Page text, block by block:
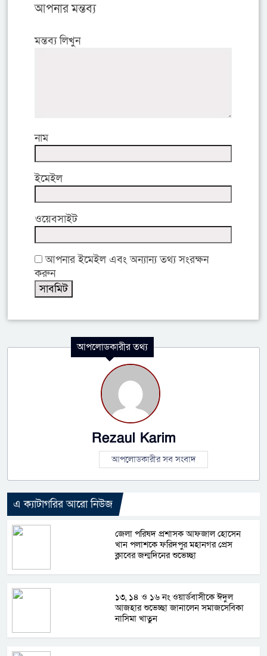
আপনার মন্তব্য
মন্তব্য লিখুন
নাম
ইমেইল
ওয়েবসাইট
আপনার ইমেইল এবং অন্যান্য তথ্য সংরক্ষন
করুন
আপলোডকারীর তথ্য
Rezaul Karim
আপলোডকারীর সব সংবাদ
এ ক্যাটাগরির আরো নিউজ
জেলা পরিষদ প্রশাসক আফজাল হোসেন
খান পলাশকে ফরিদপুর মহানগর প্রেস
ক্লাবের জন্মদিনের শুভেচ্ছা
১৩, ১৪ ও ১৬ নং ওয়ার্ডবাসীকে ঈদুল
আজহার শুভেচ্ছা জানালেন সমাজসেবিকা
নাসিমা খাতুন